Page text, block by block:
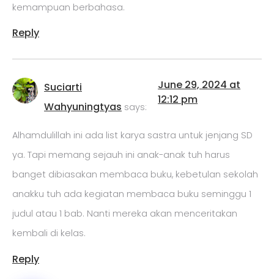
kemampuan berbahasa.
Reply
Suciarti
Wahyuningtyas says:
June 29, 2024 at
12:12 pm
Alhamdulillah ini ada list karya sastra untuk jenjang SD
ya. Tapi memang sejauh ini anak-anak tuh harus
banget dibiasakan membaca buku, kebetulan sekolah
anakku tuh ada kegiatan membaca buku seminggu 1
judul atau 1 bab. Nanti mereka akan menceritakan
kembali di kelas.
Reply